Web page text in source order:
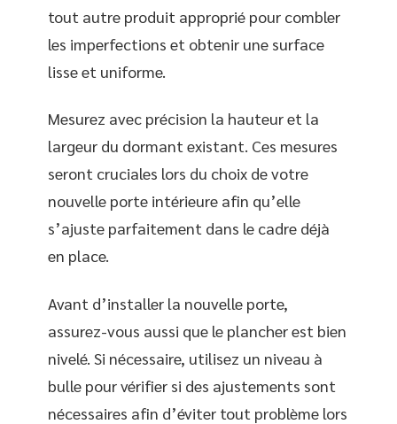
tout autre produit approprié pour combler
les imperfections et obtenir une surface
lisse et uniforme.
Mesurez avec précision la hauteur et la
largeur du dormant existant. Ces mesures
seront cruciales lors du choix de votre
nouvelle porte intérieure afin qu’elle
s’ajuste parfaitement dans le cadre déjà
en place.
Avant d’installer la nouvelle porte,
assurez-vous aussi que le plancher est bien
nivelé. Si nécessaire, utilisez un niveau à
bulle pour vérifier si des ajustements sont
nécessaires afin d’éviter tout problème lors